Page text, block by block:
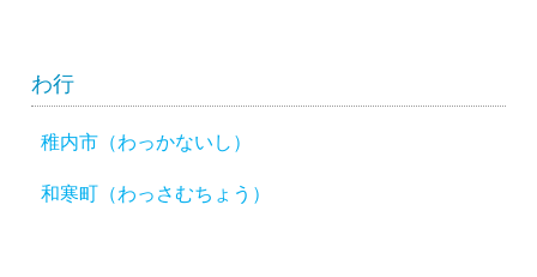
わ行
稚内市（わっかないし）
和寒町（わっさむちょう）